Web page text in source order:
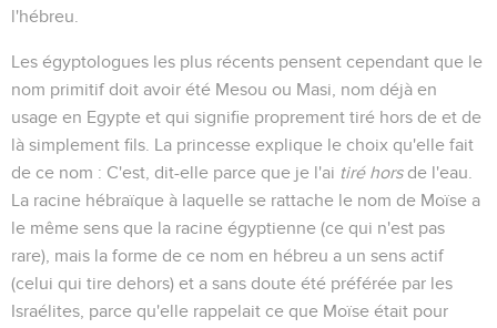
l'hébreu.
Les égyptologues les plus récents pensent cependant que le
nom primitif doit avoir été Mesou ou Masi , nom déjà en
usage en Egypte et qui signifie proprement tiré hors de et de
là simplement fils . La princesse explique le choix qu'elle fait
de ce nom : C'est, dit-elle parce que je l'ai tiré horsde l'eau
La racine hébraïque à laquelle se rattache le nom de Moïse a
le même sens que la racine égyptienne (ce qui n'est pas
rare), mais la forme de ce nom en hébreu a un sens actif
(celui qui tire dehors) et a sans doute été préférée par les
Israélites, parce qu'elle rappelait ce que Moïse était pour